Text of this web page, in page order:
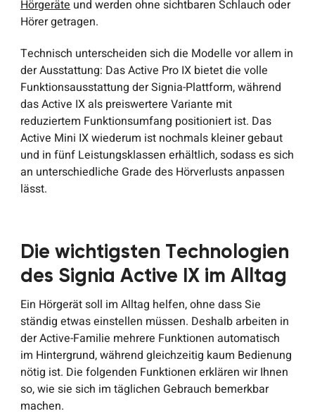
Hörgeräte und werden ohne sichtbaren Schlauch oder
Hörer getragen.
Technisch unterscheiden sich die Modelle vor allem in
der Ausstattung: Das Active Pro IX bietet die volle
Funktionsausstattung der Signia-Plattform, während
das Active IX als preiswertere Variante mit
reduziertem Funktionsumfang positioniert ist. Das
Active Mini IX wiederum ist nochmals kleiner gebaut
und in fünf Leistungsklassen erhältlich, sodass es sich
an unterschiedliche Grade des Hörverlusts anpassen
lässt.
Die wichtigsten Technologien
des Signia Active IX im Alltag
Ein Hörgerät soll im Alltag helfen, ohne dass Sie
ständig etwas einstellen müssen. Deshalb arbeiten in
der Active-Familie mehrere Funktionen automatisch
im Hintergrund, während gleichzeitig kaum Bedienung
nötig ist. Die folgenden Funktionen erklären wir Ihnen
so, wie sie sich im täglichen Gebrauch bemerkbar
machen.